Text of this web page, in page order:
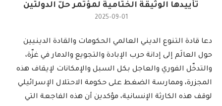
تأييدها الوثيقة الختامية لمؤتمر حلّ الدولتين
2025-09-01
دعا قادة التنوع الديني العالمي الحكومات والقادة الدينيين
حول العالَم إلى إدانة حرب الإبادة والتجويع والدمار في غزّة،
والتدخّل الفوري والعاجل بكل السبل والإمكانات لإيقاف هذه
المجزرة، وممارسة الضغط على حكومة الاحتلال الإسرائيلي
لوقف هذه الكارثة الإنسانية، مؤكدين أن هذه الفاجعة التي